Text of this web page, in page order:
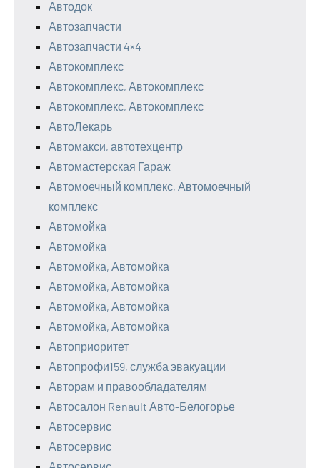
Автодок
Автозапчасти
Автозапчасти 4×4
Автокомплекс
Автокомплекс, Автокомплекс
Автокомплекс, Автокомплекс
АвтоЛекарь
Автомакси, автотехцентр
Автомастерская Гараж
Автомоечный комплекс, Автомоечный
комплекс
Автомойка
Автомойка
Автомойка, Автомойка
Автомойка, Автомойка
Автомойка, Автомойка
Автомойка, Автомойка
Автоприоритет
Автопрофи159, служба эвакуации
Авторам и правообладателям
Автосалон Renault Авто-Белогорье
Автосервис
Автосервис